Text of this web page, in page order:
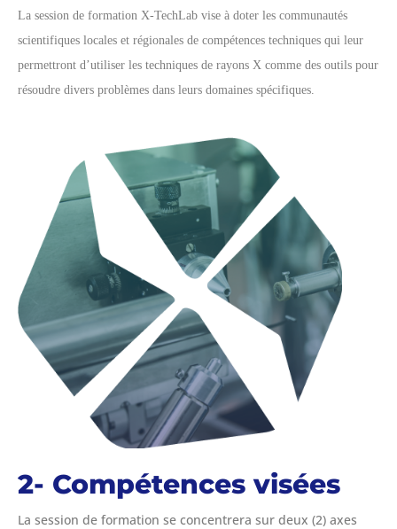
La session de formation X-TechLab vise à doter les communautés
scientifiques locales et régionales de compétences techniques qui leur
permettront d’utiliser les techniques de rayons X comme des outils pour
résoudre divers problèmes dans leurs domaines spécifiques.
2- Compétences visées
La session de formation se concentrera sur deux (2) axes